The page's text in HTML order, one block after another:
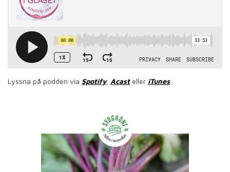
Lyssna på podden via Spotify, Acasteller iTunes.